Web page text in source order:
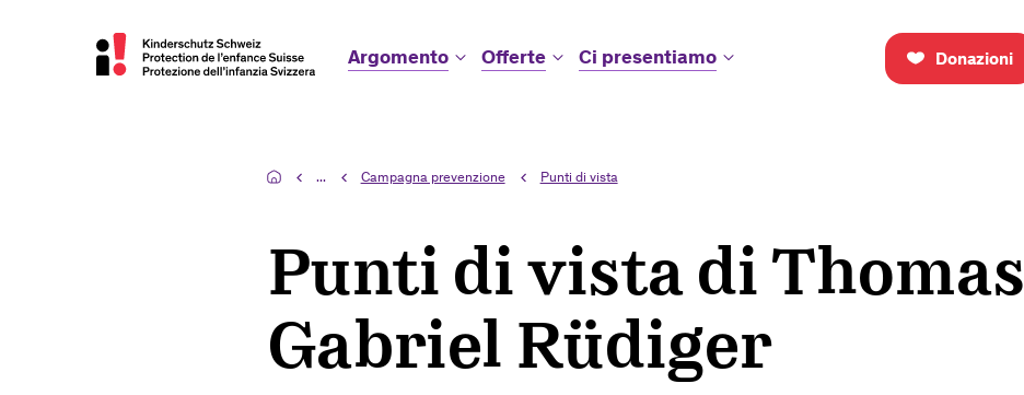
Donazioni
Argomento Offerte Ci presentiamo
... Campagna prevenzione Punti di vista
Punti di vista di
Gabriel Rüdiger